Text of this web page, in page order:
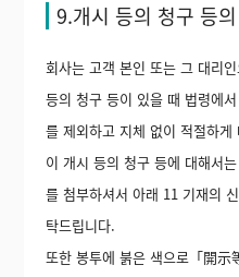
9.개시 등의 청구 등
회사는 고객 본인 또는 그 대리
등의 청구 등이 있을 때 법령에
를 제외하고 지체 없이 적절하게
이 개시 등의 청구 등에 대해서
를 첨부하셔서 아래 11 기재의
탁드립니다.
또한 봉투에 붉은 색으로「開